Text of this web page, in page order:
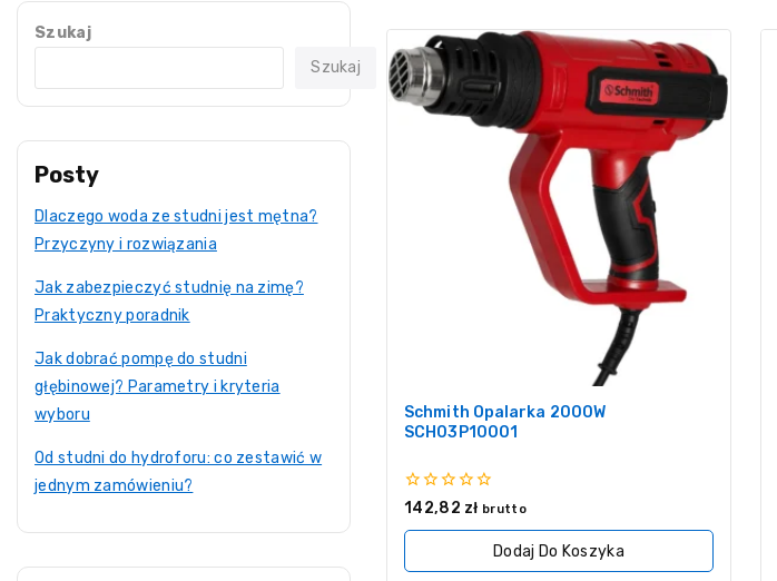
Schmith Opalarka 2000W
SCH03P10001
0
5
142,82 zł brutto
Dodaj Do Koszyka
Szukaj
Szukaj
Posty
Dlaczego woda ze studni jest mętna?
Przyczyny i rozwiązania
Jak zabezpieczyć studnię na zimę?
Praktyczny poradnik
Jak dobrać pompę do studni
głębinowej? Parametry i kryteria
wyboru
Od studni do hydroforu: co zestawić w
jednym zamówieniu?